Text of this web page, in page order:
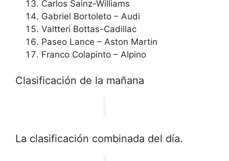
Carlos Sainz-Williams
Gabriel Bortoleto – Audi
Valtteri Bottas-Cadillac
Paseo Lance – Aston Martin
Franco Colapinto – Alpino
Clasificación de la mañana
La clasificación combinada del día.